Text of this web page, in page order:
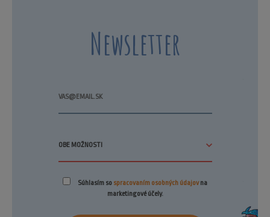
Newsletter
Súhlasím so spracovaním osobných údajovna
marketingové účely.